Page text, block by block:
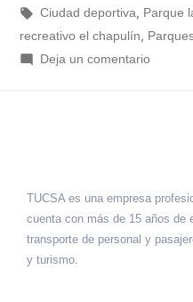
Ciudad deportiva, Parque
recreativo el chapulín,
Deja un comentario
TUCSA es una empresa
cuenta con más de 15 años de
transporte de personal y
y turismo.